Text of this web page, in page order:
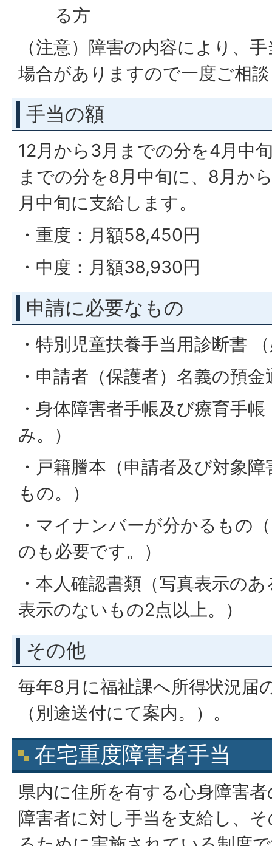
る方
（注意）障害の内容により、
場合がありますので一度ご相
手当の額
12月から3月までの分を4月中
までの分を8月中旬に、8月か
月中旬に支給します。
・重度：月額58,450円
・中度：月額38,930円
申請に必要なもの
・特別児童扶養手当用診断書
・申請者（保護者）名義の預金
・身体障害者手帳及び療育手
み。）
・戸籍謄本（申請者及び対象
もの。）
・マイナンバーが分かるもの
のも必要です。）
・本人確認書類（写真表示の
表示のないもの2点以上。）
その他
毎年8月に福祉課へ所得状況届
（別途送付にて案内。）。
在宅重度障害者手当
県内に住所を有する心身障害
障害者に対し手当を支給し、